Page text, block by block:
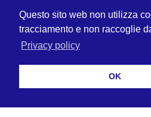
© 2026MICHELE
Questo sito web non utilizza
tracciamento e non raccoglie
Privacy policy
OK